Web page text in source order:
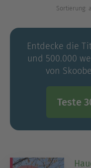
wandelnderSortierung:
Entdecke die
und 500.000
von
Teste